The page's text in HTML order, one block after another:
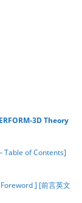
3D Theory
Table of Contents]
] [前言英文